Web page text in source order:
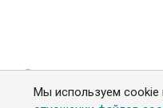
Мы используем